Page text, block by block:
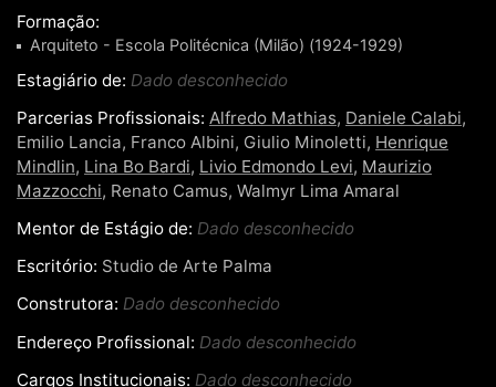
Formação:
Arquiteto - Escola Politécnica (Milão) (1924-1929)
Estagiário de: Dado desconhecido
Parcerias Profissionais: Alfredo Mathias, Daniele Calabi,
Emilio Lancia, Franco Albini, Giulio Minoletti, Henrique
Mindlin, Lina Bo Bardi, Livio Edmondo Levi, Maurizio
Mazzocchi, Renato Camus, Walmyr Lima Amaral
Mentor de Estágio de: Dado desconhecido
Escritório: Studio de Arte Palma
Construtora: Dado desconhecido
Endereço Profissional: Dado desconhecido
Cargos Institucionais: Dado desconhecido